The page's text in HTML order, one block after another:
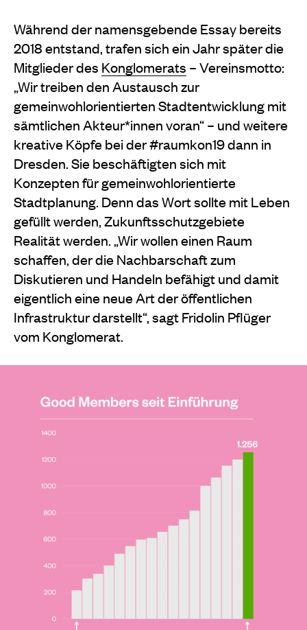
Während der namensgebende Essay bereits
2018 entstand, trafen sich ein Jahr später die
Mitglieder des Konglomerats – Vereinsmotto:
„Wir treiben den Austausch zur
gemeinwohlorientierten Stadtentwicklung mit
sämtlichen Akteur*innen voran“ – und weitere
kreative Köpfe bei der #raumkon19 dann in
Dresden. Sie beschäftigten sich mit
Konzepten für gemeinwohlorientierte
Stadtplanung. Denn das Wort sollte mit Leben
gefüllt werden, Zukunftsschutzgebiete
Realität werden. „Wir wollen einen Raum
schaffen, der die Nachbarschaft zum
Diskutieren und Handeln befähigt und damit
eigentlich eine neue Art der öffentlichen
Infrastruktur darstellt“, sagt Fridolin Pflüger
vom Konglomerat.